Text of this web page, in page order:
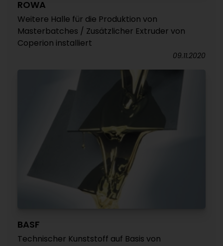
ROWA
Weitere Halle für die Produktion von
Masterbatches / Zusätzlicher Extruder von
Coperion installiert
09.11.2020
BASF
Technischer Kunststoff auf Basis von